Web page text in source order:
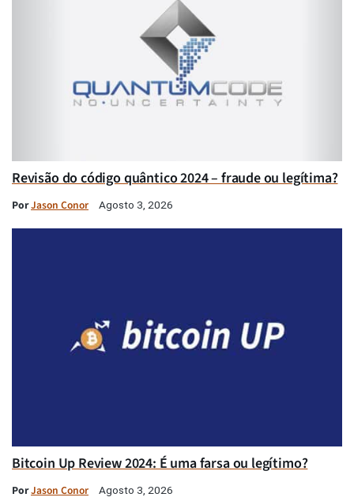
Revisão do código quântico 2024 – fraude ou legítima?
PorJason Conor Agosto 3, 2026
Bitcoin Up Review 2024: É uma farsa ou legítimo?
PorJason Conor Agosto 3, 2026